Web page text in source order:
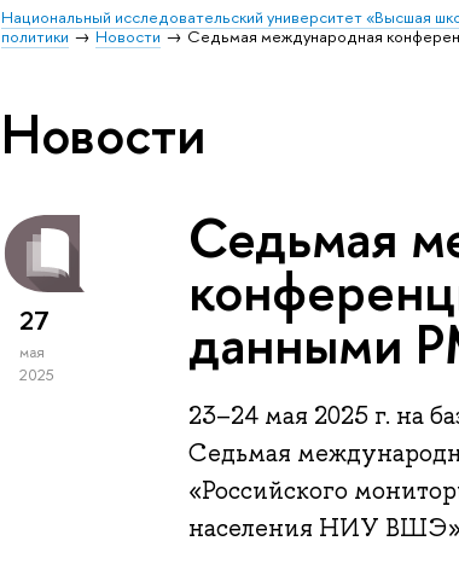
Национальный исследовательский университет «Высшая
политики
Новости Седьмая международная
Новости
27
мая
2025
Седьмая
данными
23–24 мая 2025 г. на
Седьмая
«Российского
населения НИУ